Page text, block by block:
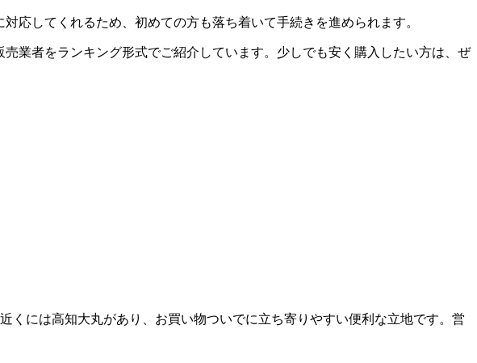
応してくれるため、初めての方も落ち着いて手続きを進められます。
業者をランキング形式でご紹介 しています。少しでも安く購入したい方は、ぜ
くには高知大丸があり、 お買い物ついでに立ち寄りやすい便利な立地です。営